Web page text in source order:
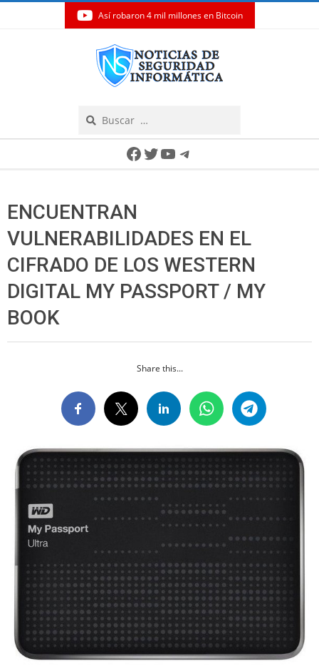
Así robaron 4 mil millones en Bitcoin
Facebook
Twitter
YouTube
Telegram
ENCUENTRAN
VULNERABILIDADES EN EL
CIFRADO DE LOS WESTERN
DIGITAL MY PASSPORT / MY
BOOK
Share this...